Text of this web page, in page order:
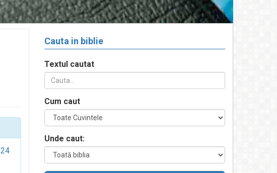
24
Cauta in biblie
Textul cautat
Cum caut
Unde caut: